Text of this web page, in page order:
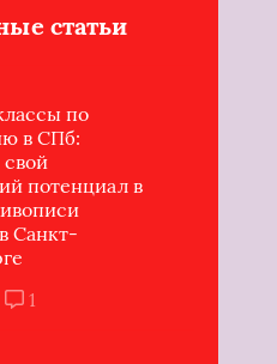
статьи
по
в СПб:
потенциал в
Санкт-
1